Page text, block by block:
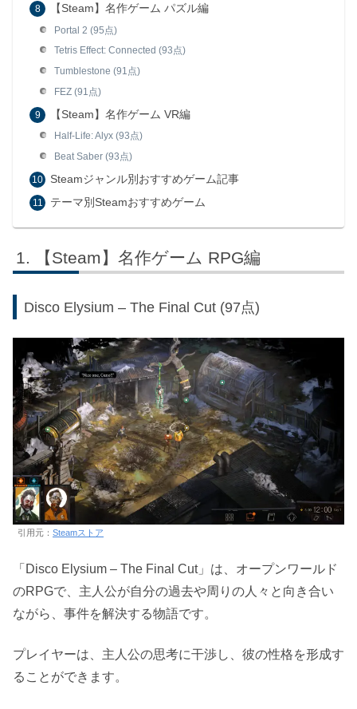
【Steam】名作ゲーム パズル編
Portal 2 (95点)
Tetris Effect: Connected (93点)
Tumblestone (91点)
FEZ (91点)
【Steam】名作ゲーム VR編
Half-Life: Alyx (93点)
Beat Saber (93点)
Steamジャンル別おすすめゲーム記事
テーマ別Steamおすすめゲーム
【Steam】名作ゲーム RPG編
Disco Elysium – The Final Cut (97点)
引用元： Steamストア
「Disco Elysium – The Final Cut」は、オープンワールド
のRPGで、主人公が自分の過去や周りの人々と向き合い
ながら、事件を解決する物語です。
プレイヤーは、主人公の思考に干渉し、彼の性格を形成す
ることができます。